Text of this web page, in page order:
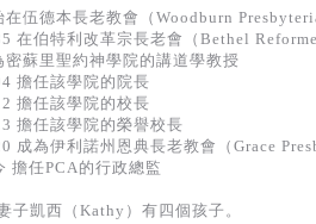
在伍德本長老教會（Woodburn
在伯特利改革宗長老會（Bethel
密蘇里聖約神學院的講道學教授
擔任該學院的院長
擔任該學院的校長
擔任該學院的榮譽校長
成為伊利諾州恩典長老教會（Grace
擔任PCA的行政總監
子凱西（Kathy）有四個孩子。